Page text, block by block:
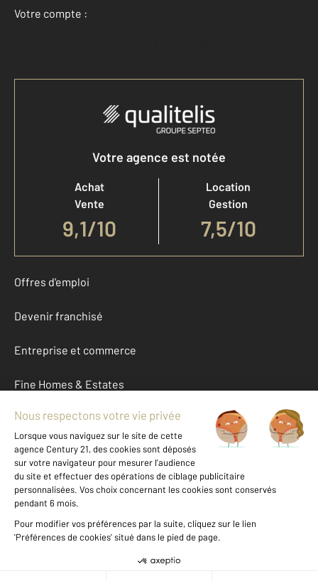
Votre compte :
Accéder à mon compte
Votre agence est notée
Achat
Vente
9,1/10
Location
Gestion
7,5/10
Offres d'emploi
Devenir franchisé
Entreprise et commerce
Fine Homes & Estates
À propos
International
Nous contacter
Données personnelles